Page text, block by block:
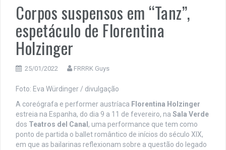
Corpos suspensos em “Tanz”,
espetáculo de Florentina
Holzinger
25/01/2022 FRRRK Guys
Foto: Eva Würdinger / divulgação
A coreógrafa e performer austríaca Florentina Holzinger
estreia na Espanha, do dia 9 a 11 de fevereiro, na Sala Verde
dos Teatros del Canal , uma performance que tem como
ponto de partida o ballet romântico de inícios do século XIX,
em que as bailarinas reflexionam sobre a questão do legado